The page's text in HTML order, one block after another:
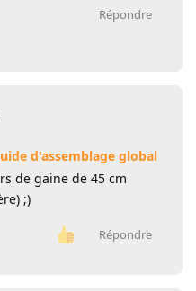
Répondre
d'assemblage global
de gaine de 45 cm
;)
Répondre